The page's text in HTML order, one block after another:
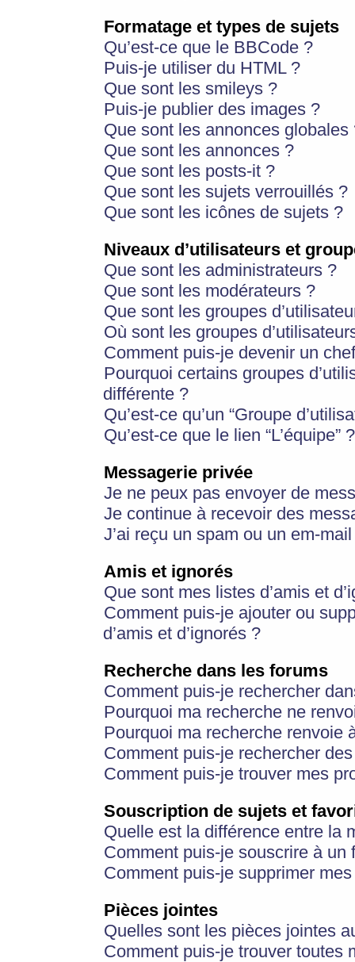
Formatage et types de sujets
Qu’est-ce que le BBCode ?
Puis-je utiliser du HTML ?
Que sont les smileys ?
Puis-je publier des images ?
Que sont les annonces globales
Que sont les annonces ?
Que sont les posts-it ?
Que sont les sujets verrouillés ?
Que sont les icônes de sujets ?
Niveaux d’utilisateurs et
Que sont les administrateurs ?
Que sont les modérateurs ?
Que sont les groupes
Où sont les groupes
Comment puis-je devenir un
Pourquoi certains groupes
différente ?
Qu’est-ce qu’un “Groupe
Qu’est-ce que le lien “L’équipe” ?
Messagerie privée
Je ne peux pas envoyer de
Je continue à recevoir des
J’ai reçu un spam ou un em-
Amis et ignorés
Que sont mes listes d’amis et
Comment puis-je ajouter ou
d’amis et d’ignorés ?
Recherche dans les forums
Comment puis-je rechercher
Pourquoi ma recherche ne
Pourquoi ma recherche renvoie
Comment puis-je rechercher
Comment puis-je trouver mes
Souscription de sujets et
Quelle est la différence entre la
Comment puis-je souscrire à
Comment puis-je supprimer
Pièces jointes
Quelles sont les pièces jointes
Comment puis-je trouver toutes